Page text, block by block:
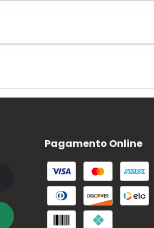
Pagamento Online